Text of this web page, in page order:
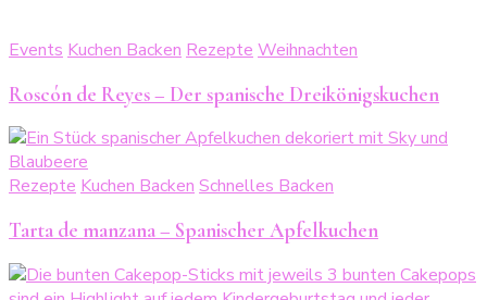
Events Kuchen Backen Rezepte Weihnachten
Roscón de Reyes – Der spanische Dreikönigskuchen
Rezepte Kuchen Backen Schnelles Backen
Tarta de manzana – Spanischer Apfelkuchen